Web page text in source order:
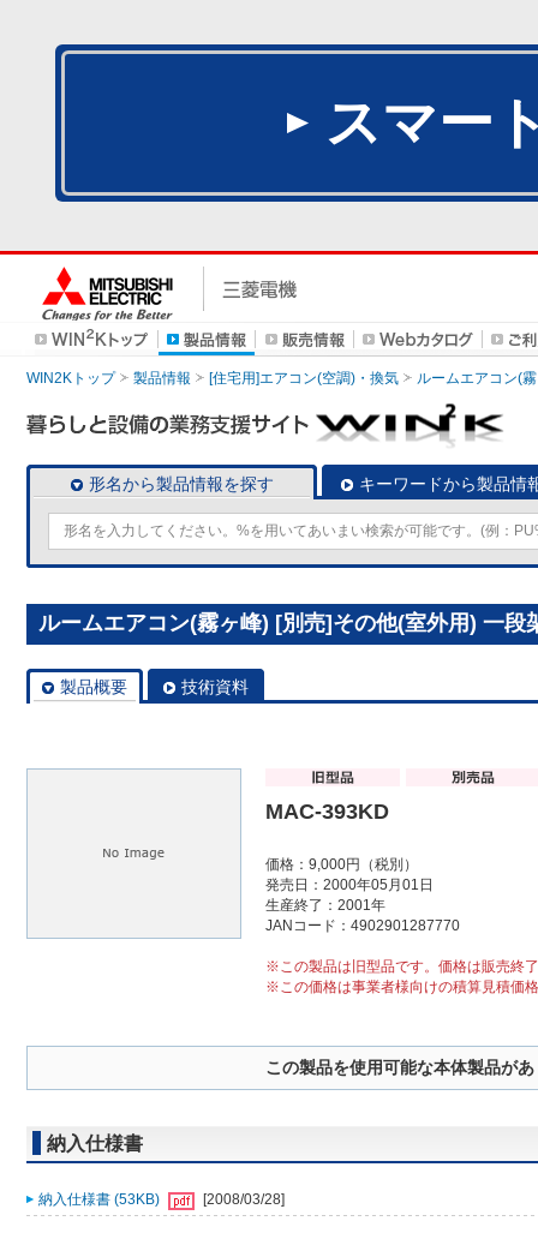
スマー
WIN2Kトップ 製品情報 [住宅用]エアコン(空調)・換気 ルームエアコン(
形名から製品情報を探す キーワードから製品情
ルームエアコン(霧ヶ峰) [別売]その他(室外用) 一段
製品概要 技術資料
MAC-393KD
価格：9,000円（税別）
発売日：2000年05月01日
生産終了：2001年
JANコード：4902901287770
※この製品は旧型品です。価格は販売終
※この価格は事業者様向けの積算見積価
この製品を使用可能な本体製品が
納入仕様書
納入仕様書 (53KB) [2008/03/28]